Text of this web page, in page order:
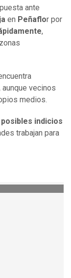
ante
en Peñaflor por
,
aunque vecinos
medios.
indicios
trabajan para